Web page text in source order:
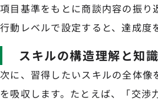
項目基準をもとに商談内容の振り
行動レベルで設定すると、達成度
スキルの構造理解と知
次に、習得したいスキルの全体像
を吸収します。たとえば、「交渉